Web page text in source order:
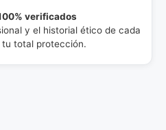
verificados
y el historial ético de cada
tu total protección.